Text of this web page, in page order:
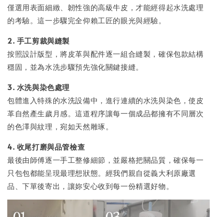
僅選用表面細緻、韌性強的高級牛皮，才能經得起水洗處理
的考驗。這一步驟完全仰賴工匠的眼光與經驗。
2. 手工剪裁與縫製
按照設計版型，將皮革與配件逐一組合縫製，確保包款結構
穩固，並為水洗步驟預先強化關鍵接縫。
3. 水洗與染色處理
包體進入特殊的水洗設備中，進行連續的水洗與染色，使皮
革自然產生歲月感。這道程序讓每一個成品都擁有不同層次
的色澤與紋理，宛如天然雕琢。
4. 收尾打磨與品管檢查
最後由師傅逐一手工整修細節，並嚴格把關品質，確保每一
只包包都能呈現最理想狀態。經我們親自從義大利原廠選
品、下單後寄出，讓妳安心收到每一份精選好物。